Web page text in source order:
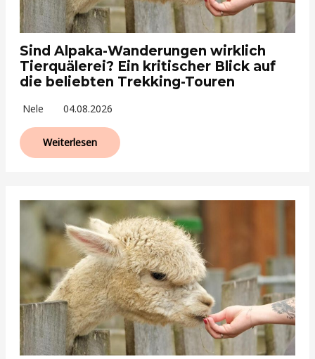
Sind Alpaka-Wanderungen wirklich
Tierquälerei? Ein kritischer Blick auf
die beliebten Trekking-Touren
Nele 04.08.2026
Weiterlesen